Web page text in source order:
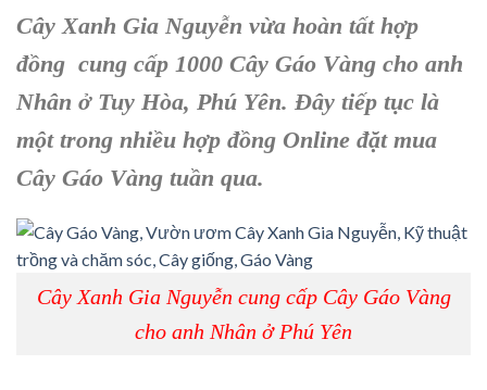
Cây Xanh Gia Nguyễn vừa hoàn tất hợp
đồng cung cấp 1000 Cây Gáo Vàng cho anh
Nhân ở Tuy Hòa, Phú Yên. Đây tiếp tục là
một trong nhiều hợp đồng Online đặt mua
Cây Gáo Vàng tuần qua.
Cây Xanh Gia Nguyễn cung cấp Cây Gáo Vàng
cho anh Nhân ở Phú Yên